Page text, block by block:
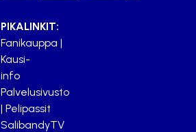
PIKALINKIT:
Fanikauppa |
Kausi-
info
Palvelusivusto
| Pelipassit
SalibandyTV